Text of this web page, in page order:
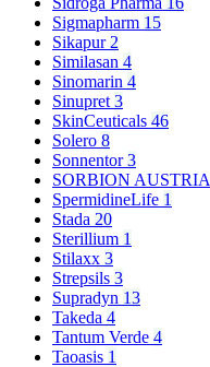
Sigmapharm 15
Sikapur 2
Similasan 4
Sinomarin 4
Sinupret 3
SkinCeuticals 46
Solero 8
Sonnentor3
SORBION AUSTRIA
SpermidineLife 1
Stada 20
Sterillium 1
Stilaxx 3
Strepsils 3
Supradyn 13
Takeda 4
Tantum Verde 4
Taoasis 1